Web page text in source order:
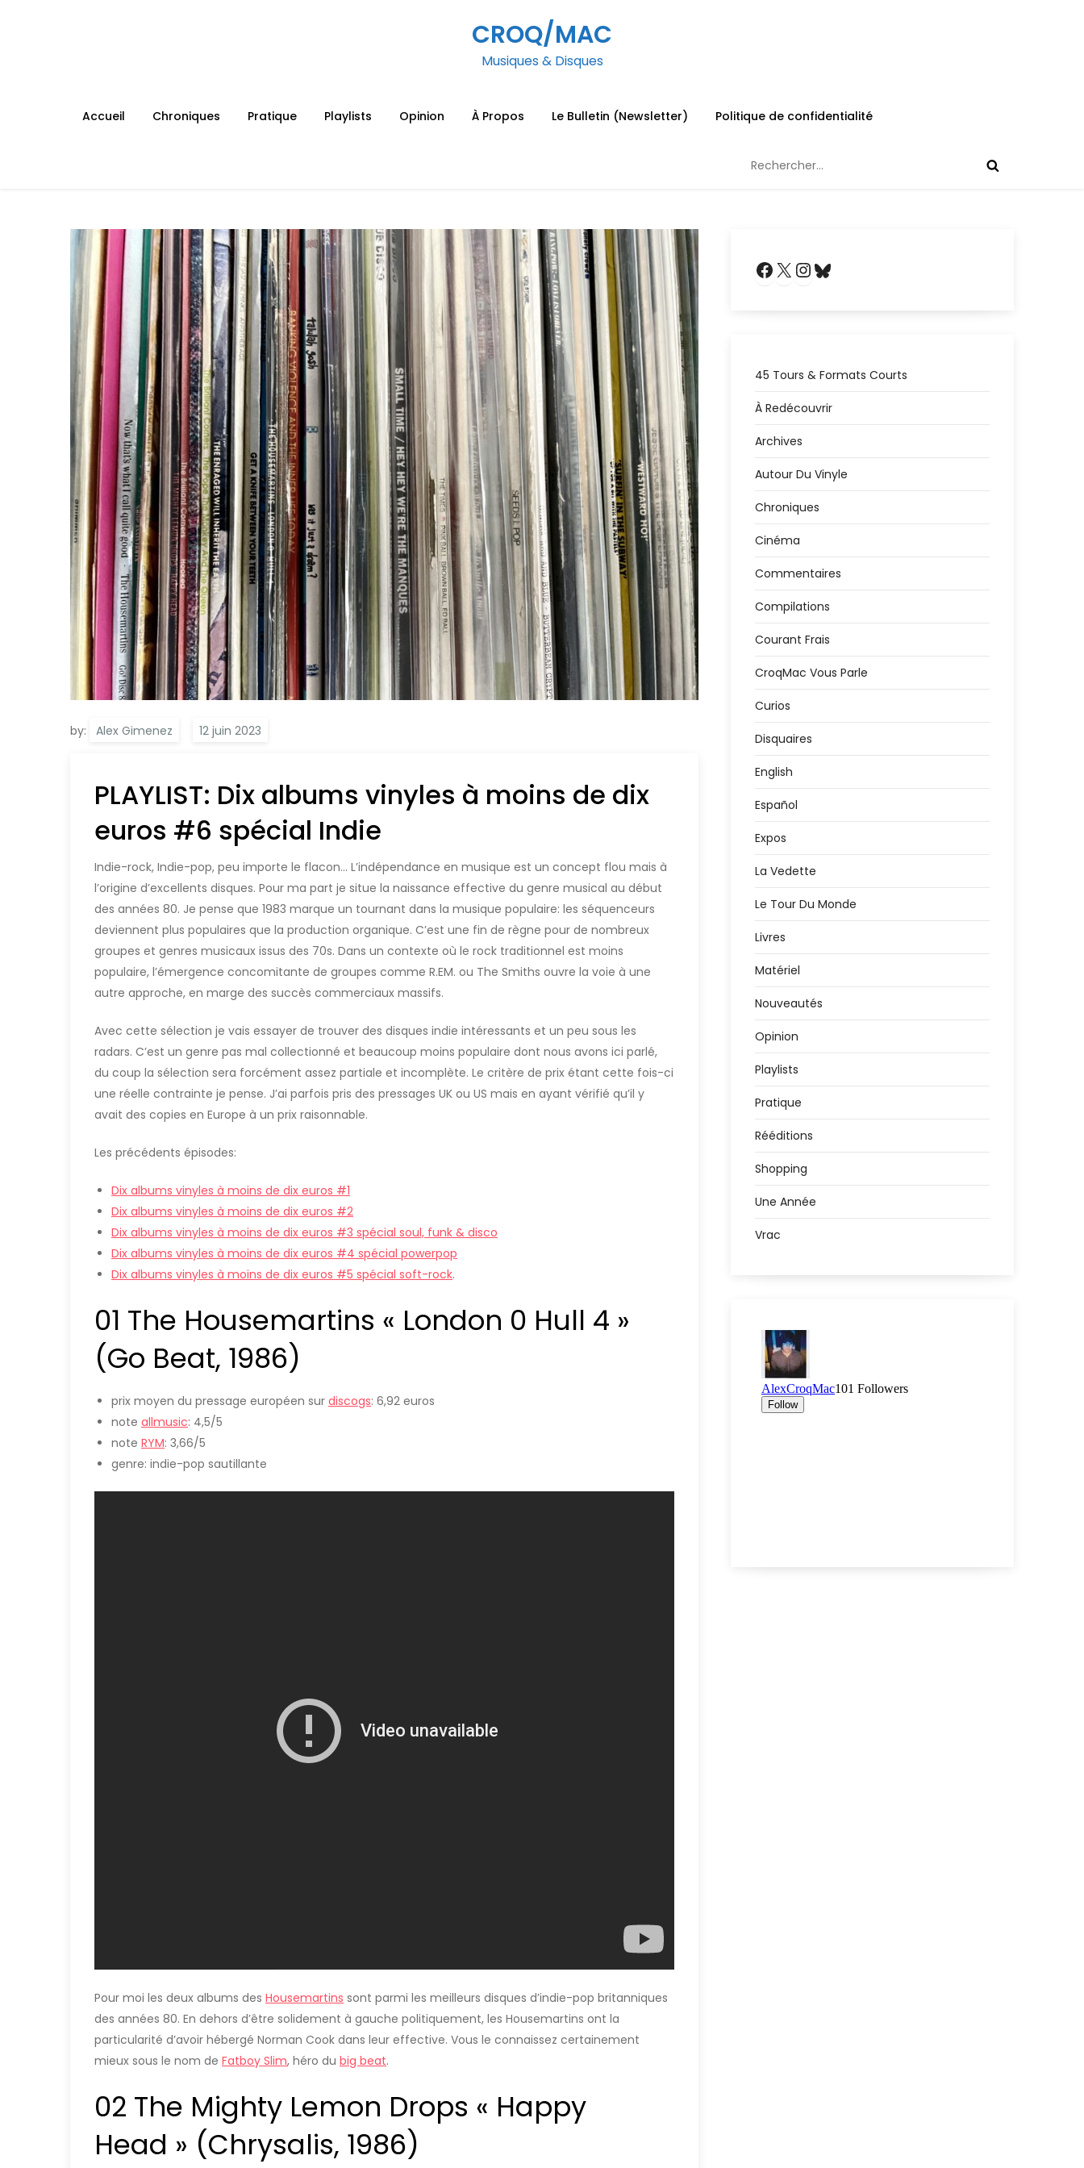
CROQ/MAC
Musiques & Disques
Accueil Chroniques Pratique Playlists Opinion À Propos Le Bulletin (Newsletter) Politique de confidentialité
by: Alex Gimenez
PLAYLIST: Dix albums vinyles à moins de dix
euros #6 spécial Indie
Indie-rock, Indie-pop, peu importe le flacon… L’indépendance en musique est un concept flou mais à
l’origine d’excellents disques. Pour ma part je situe la naissance effective du genre musical au début
des années 80. Je pense que 1983 marque un tournant dans la musique populaire: les séquenceurs
deviennent plus populaires que la production organique. C’est une fin de règne pour de nombreux
groupes et genres musicaux issus des 70s. Dans un contexte où le rock traditionnel est moins
populaire, l’émergence concomitante de groupes comme R.EM. ou The Smiths ouvre la voie à une
autre approche, en marge des succès commerciaux massifs.
Avec cette sélection je vais essayer de trouver des disques indie intéressants et un peu sous les
radars. C’est un genre pas mal collectionné et beaucoup moins populaire dont nous avons ici parlé,
du coup la sélection sera forcément assez partiale et incomplète. Le critère de prix étant cette fois-ci
une réelle contrainte je pense. J’ai parfois pris des pressages UK ou US mais en ayant vérifié qu’il y
avait des copies en Europe à un prix raisonnable.
Les précédents épisodes:
Dix albums vinyles à moins de dix euros #1
Dix albums vinyles à moins de dix euros #2
Dix albums vinyles à moins de dix euros #3 spécial soul, funk & disco
Dix albums vinyles à moins de dix euros #4 spécial powerpop
Dix albums vinyles à moins de dix euros #5 spécial soft-rock.
01 The Housemartins « London 0 Hull 4 »
(Go Beat, 1986)
prix moyen du pressage européen sur discogs: 6,92 euros
note allmusic: 4,5/5
note RYM: 3,66/5
genre: indie-pop sautillante
Pour moi les deux albums des Housemartins sont parmi les meilleurs disques d’indie-pop britanniques
des années 80. En dehors d’être solidement à gauche politiquement, les Housemartins ont la
particularité d’avoir hébergé Norman Cook dans leur effective. Vous le connaissez certainement
mieux sous le nom de Fatboy Slim, héro du big beat.
02 The Mighty Lemon Drops « Happy
Head » (Chrysalis, 1986)
Facebook
X Instagram
45 Tours & Formats Courts
À Redécouvrir
Archives
Autour Du Vinyle
Chroniques
Cinéma
Commentaires
Compilations
Courant Frais
CroqMac Vous Parle
Curios
Disquaires
English
Español
Expos
La Vedette
Le Tour Du Monde
Livres
Matériel
Nouveautés
Opinion
Playlists
Pratique
Rééditions
Shopping
Une Année
Vrac